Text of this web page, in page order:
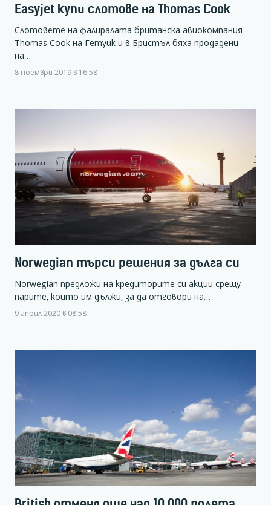
Easyjet купи слотове на Thomas Cook
Слотовете на фалиралата британска авиокомпания
Thomas Cook на Гетуик и в Бристъл бяха продадени
на…
8 ноември 2019 в 16:58
Norwegian търси решения за дълга си
Norwegian предложи на кредиторите си акции срещу
парите, които им дължи, за да отговори на…
9 април 2020 в 08:58